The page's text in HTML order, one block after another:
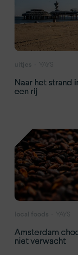
uitjes YAYS
Naar het strand
een rij
local foods YAYS
Amsterdam
niet verwacht